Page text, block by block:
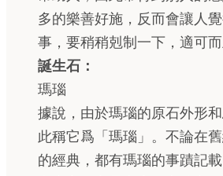
多的樂善好施，反而會讓人
事，要稍稍剋制一下，適可而
誕生石：
瑪瑙
據說，由於瑪瑙的原石外形
此稱它爲「瑪瑙」。不論在
的經典，都有瑪瑙的事蹟記載